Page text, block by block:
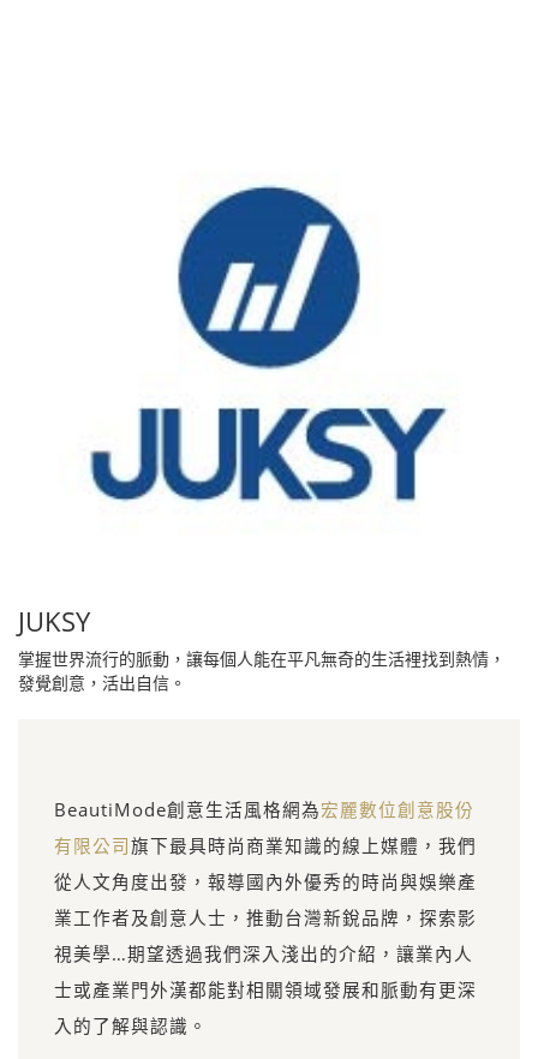
JUKSY
掌握世界流行的脈動，讓每個人能在平凡無奇的生活裡找到熱情，
發覺創意，活出自信。
BeautiMode創意生活風格網為宏麗數位創意股份
有限公司旗下最具時尚商業知識的線上媒體，我們
從人文角度出發，報導國內外優秀的時尚與娛樂產
業工作者及創意人士，推動台灣新銳品牌，探索影
視美學…期望透過我們深入淺出的介紹，讓業內人
士或產業門外漢都能對相關領域發展和脈動有更深
入的了解與認識。